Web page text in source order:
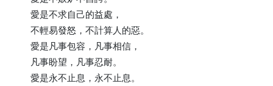
愛是不求自己的益處，
不輕易發怒，不計算人的惡。
愛是凡事包容，凡事相信，
凡事盼望，凡事忍耐。
愛是永不止息，永不止息。